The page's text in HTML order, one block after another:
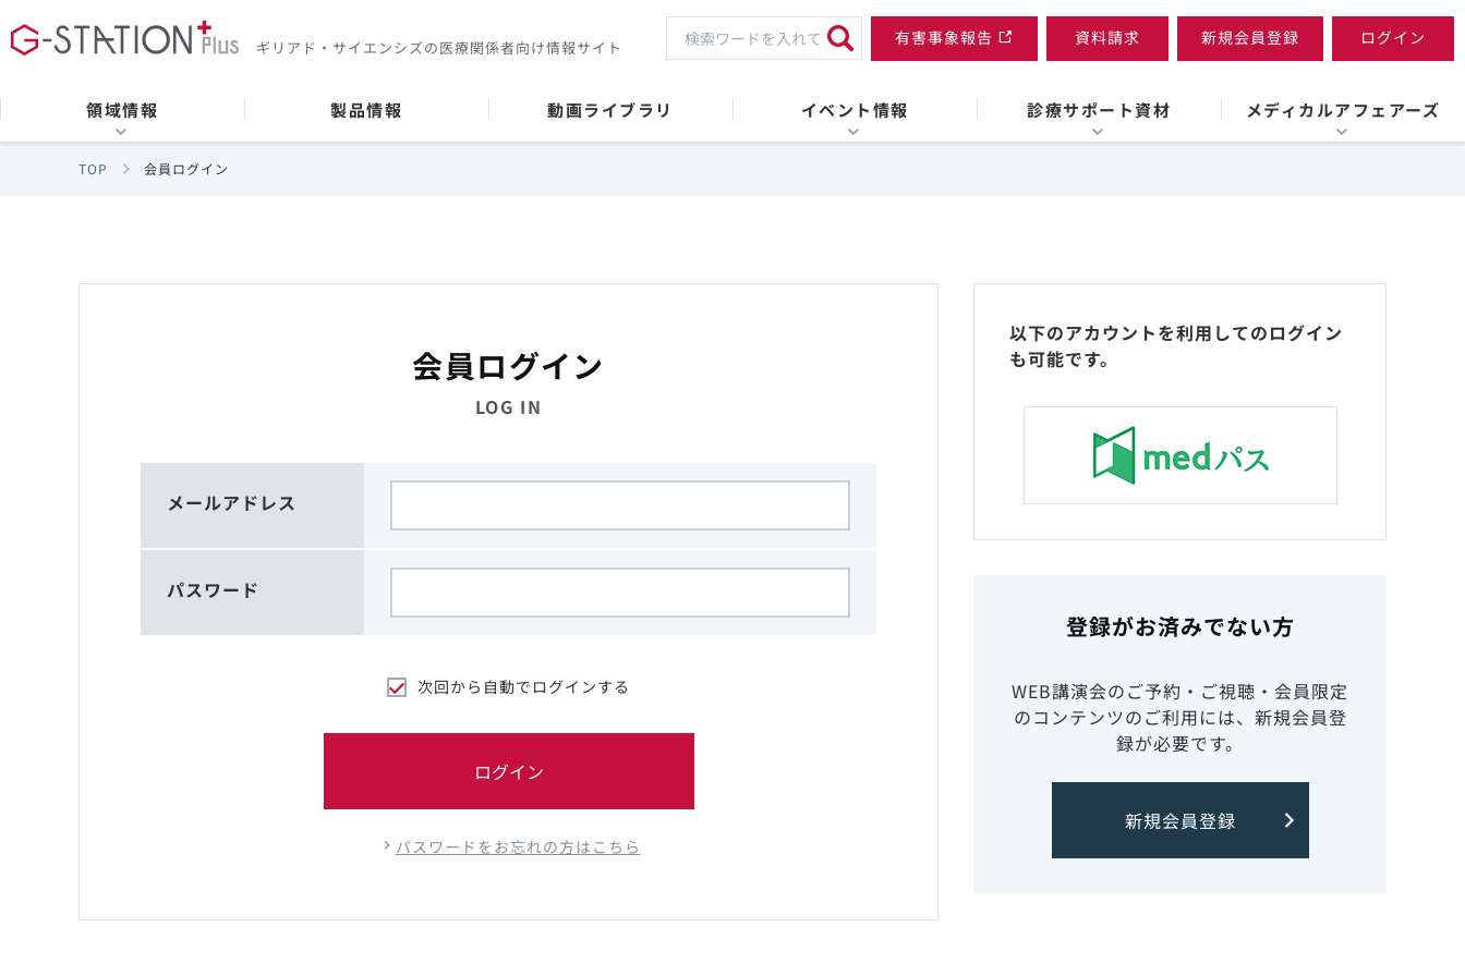
ギリアド・サイエンシズの医療関係者向け情報サイト 有害事象報告 資料請求 新規会員登録 ログイン
領域情報 製品情報 動画ライブラリ イベント情報 診療サポート資材 メディカルアフェアーズ
TOP 会員ログイン
会員ログイン
LOG IN
メールアドレス
パスワード
次回から自動でログインする
ログイン
パスワードをお忘れの方はこちら
以下のアカウントを利用してのログイン
も可能です。
登録がお済みでない方
WEB講演会のご予約・ご視聴・会員限定
のコンテンツのご利用には、新規会員登
録が必要です。
新規会員登録